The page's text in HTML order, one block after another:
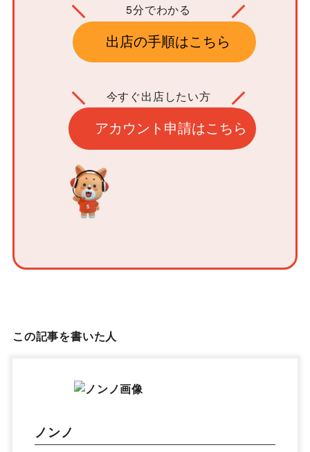
5分でわかる
出店の手順はこちら
今すぐ出店したい方
アカウント申請はこちら
この記事を書いた人
ノンノ